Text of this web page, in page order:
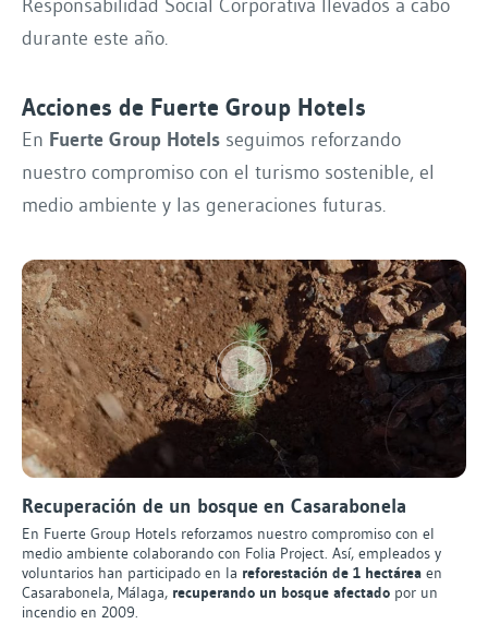
Responsabilidad Social Corporativa llevados a cabo
durante este año.
Acciones de Fuerte Group Hotels
En Fuerte Group Hotels seguimos reforzando
nuestro compromiso con el turismo sostenible, el
medio ambiente y las generaciones futuras.
Recuperación de un bosque en Casarabonela
En Fuerte Group Hotels reforzamos nuestro compromiso con el
medio ambiente colaborando con Folia Project. Así, empleados y
voluntarios han participado en la reforestación de 1 hectárea en
Casarabonela, Málaga, recuperando un bosque afectado por un
incendio en 2009.